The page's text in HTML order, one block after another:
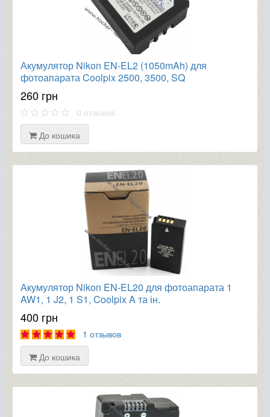
Акумулятор Nikon EN-EL2 (1050mAh) для
фотоапарата Coolpix 2500, 3500, SQ
260 грн
0 отзывов
До кошика
Акумулятор Nikon EN-EL20 для фотоапарата 1
AW1, 1 J2, 1 S1, Coolpix A та ін.
400 грн
1 отзывов
До кошика